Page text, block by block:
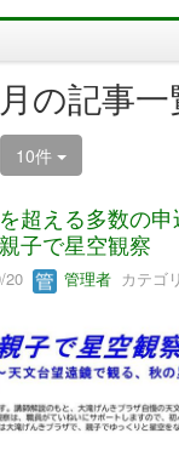
の記事一
10件
超える多数の
子で星空観察
20 管理者 カテゴ